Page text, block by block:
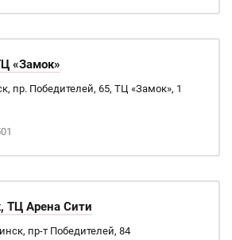
«Замок»
пр. Победителей, 65, ТЦ «Замок», 1
ТЦ Арена Сити
пр-т Победителей, 84